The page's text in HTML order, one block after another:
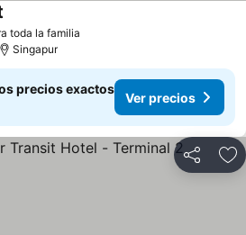
toda la familia
Singapur
precios exactos
Ver precios
Compartir